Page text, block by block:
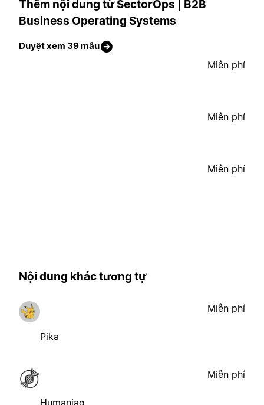
Thêm nội dung từ SectorOps | B2B
Business Operating Systems
Duyệt xem 39 mẫu
Miễn phí
Miễn phí
Miễn phí
Nội dung khác tương tự
Pika
Miễn phí
Humaniaq
Miễn phí